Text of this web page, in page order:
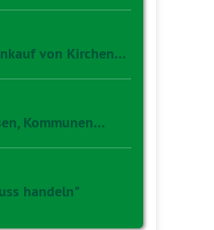
von Kirchen…
Kommunen…
handeln"